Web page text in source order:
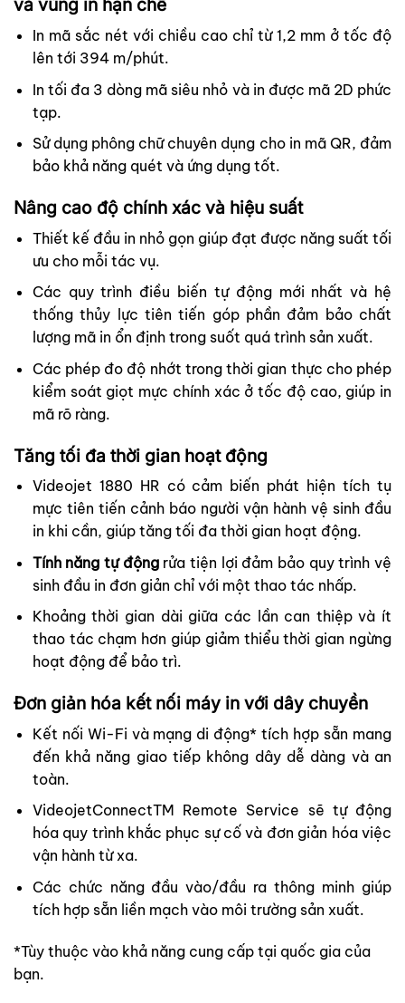
và vùng in hạn chế
In mã sắc nét với chiều cao chỉ từ 1,2 mm ở tốc độ
lên tới 394 m/phút.
In tối đa 3 dòng mã siêu nhỏ và in được mã 2D phức
tạp.
Sử dụng phông chữ chuyên dụng cho in mã QR, đảm
bảo khả năng quét và ứng dụng tốt.
Nâng cao độ chính xác và hiệu suất
Thiết kế đầu in nhỏ gọn giúp đạt được năng suất tối
ưu cho mỗi tác vụ.
Các quy trình điều biến tự động mới nhất và hệ
thống thủy lực tiên tiến góp phần đảm bảo chất
lượng mã in ổn định trong suốt quá trình sản xuất.
Các phép đo độ nhớt trong thời gian thực cho phép
kiểm soát giọt mực chính xác ở tốc độ cao, giúp in
mã rõ ràng.
Tăng tối đa thời gian hoạt động
Videojet 1880 HR có cảm biến phát hiện tích tụ
mực tiên tiến cảnh báo người vận hành vệ sinh đầu
in khi cần, giúp tăng tối đa thời gian hoạt động.
Tính năng tự độngrửa tiện lợi đảm bảo quy trình vệ
sinh đầu in đơn giản chỉ với một thao tác nhấp.
Khoảng thời gian dài giữa các lần can thiệp và ít
thao tác chạm hơn giúp giảm thiểu thời gian ngừng
hoạt động để bảo trì.
Đơn giản hóa kết nối máy in với dây chuyền
Kết nối Wi-Fi và mạng di động* tích hợp sẵn mang
đến khả năng giao tiếp không dây dễ dàng và an
toàn.
VideojetConnectTM Remote Service sẽ tự động
hóa quy trình khắc phục sự cố và đơn giản hóa việc
vận hành từ xa.
Các chức năng đầu vào/đầu ra thông minh giúp
tích hợp sẵn liền mạch vào môi trường sản xuất.
*Tùy thuộc vào khả năng cung cấp tại quốc gia của
bạn.